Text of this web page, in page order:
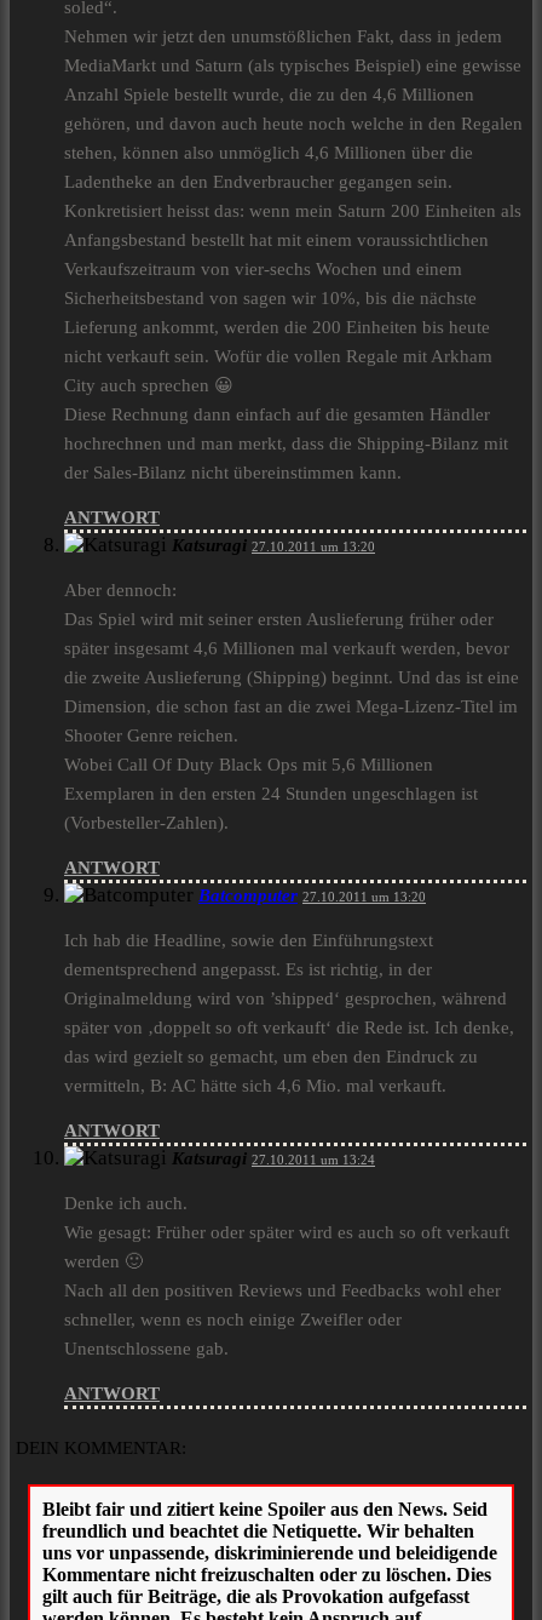
soled“.
Nehmen wir jetzt den unumstößlichen Fakt, dass in jedem
MediaMarkt und Saturn (als typisches Beispiel) eine gewisse
Anzahl Spiele bestellt wurde, die zu den 4,6 Millionen
gehören, und davon auch heute noch welche in den Regalen
stehen, können also unmöglich 4,6 Millionen über die
Ladentheke an den Endverbraucher gegangen sein.
Konkretisiert heisst das: wenn mein Saturn 200 Einheiten als
Anfangsbestand bestellt hat mit einem voraussichtlichen
Verkaufszeitraum von vier-sechs Wochen und einem
Sicherheitsbestand von sagen wir 10%, bis die nächste
Lieferung ankommt, werden die 200 Einheiten bis heute
nicht verkauft sein. Wofür die vollen Regale mit Arkham
City auch sprechen 😀
Diese Rechnung dann einfach auf die gesamten Händler
hochrechnen und man merkt, dass die Shipping-Bilanz mit
der Sales-Bilanz nicht übereinstimmen kann.
ANTWORT
Katsuragi 27.10.2011 um 13:20
Aber dennoch:
Das Spiel wird mit seiner ersten Auslieferung früher oder
später insgesamt 4,6 Millionen mal verkauft werden, bevor
die zweite Auslieferung (Shipping) beginnt. Und das ist eine
Dimension, die schon fast an die zwei Mega-Lizenz-Titel im
Shooter Genre reichen.
Wobei Call Of Duty Black Ops mit 5,6 Millionen
Exemplaren in den ersten 24 Stunden ungeschlagen ist
(Vorbesteller-Zahlen).
ANTWORT
Batcomputer 27.10.2011 um 13:20
Ich hab die Headline, sowie den Einführungstext
dementsprechend angepasst. Es ist richtig, in der
Originalmeldung wird von ’shipped‘ gesprochen, während
später von ‚doppelt so oft verkauft‘ die Rede ist. Ich denke,
das wird gezielt so gemacht, um eben den Eindruck zu
vermitteln, B: AC hätte sich 4,6 Mio. mal verkauft.
ANTWORT
Katsuragi 27.10.2011 um 13:24
Denke ich auch.
Wie gesagt: Früher oder später wird es auch so oft verkauft
werden 🙂
Nach all den positiven Reviews und Feedbacks wohl eher
schneller, wenn es noch einige Zweifler oder
Unentschlossene gab.
ANTWORT
DEIN KOMMENTAR: